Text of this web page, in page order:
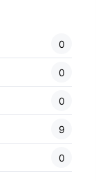
0
0
0
9
0